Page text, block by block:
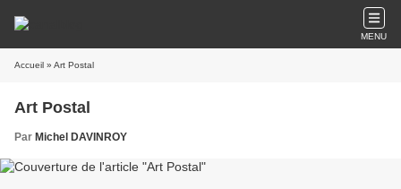
MENU
Accueil » Art Postal
Art Postal
Par Michel DAVINROY